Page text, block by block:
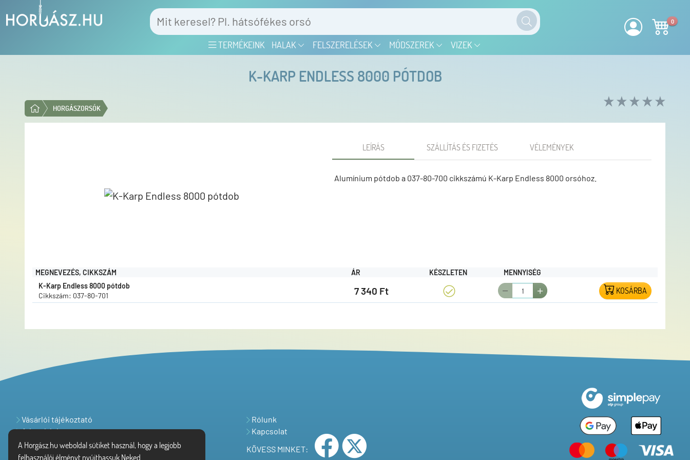
A Horgász.hu weboldal sütiket használ, hogy a legjobb
felhasználói élményt nyújthassuk Neked.
TERMÉKEINK HALAK FELSZERELÉSEK MÓDSZEREK VIZEK
0
K-KARP ENDLESS 8000 PÓTDOB
HORGÁSZORSÓK
LEÍRÁS SZÁLLÍTÁS ÉS FIZETÉS VÉLEMÉNYEK
Alumínium pótdob a 037-80-700 cikkszámú K-Karp Endless 8000 orsóhoz.
MEGNEVEZÉS, CIKKSZÁM ÁR KÉSZLETEN
MENNYISÉG
K-Karp Endless 8000 pótdob
Cikkszám: 037-80-701
7 340 Ft KOSÁRBA
Vásárlói tájékoztató
Adatvédelem
Rólunk
Kapcsolat
KÖVESS MINKET: